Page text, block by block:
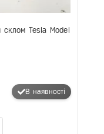
Tesla Model
В наявності